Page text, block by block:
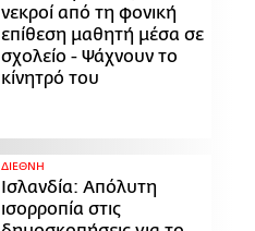
νεκροί από τη φονική
επίθεση μαθητή μέσα σε
σχολείο - Ψάχνουν το
κίνητρό του
ΔΙΕΘΝΗ
Ισλανδία: Απόλυτη
ισορροπία στις